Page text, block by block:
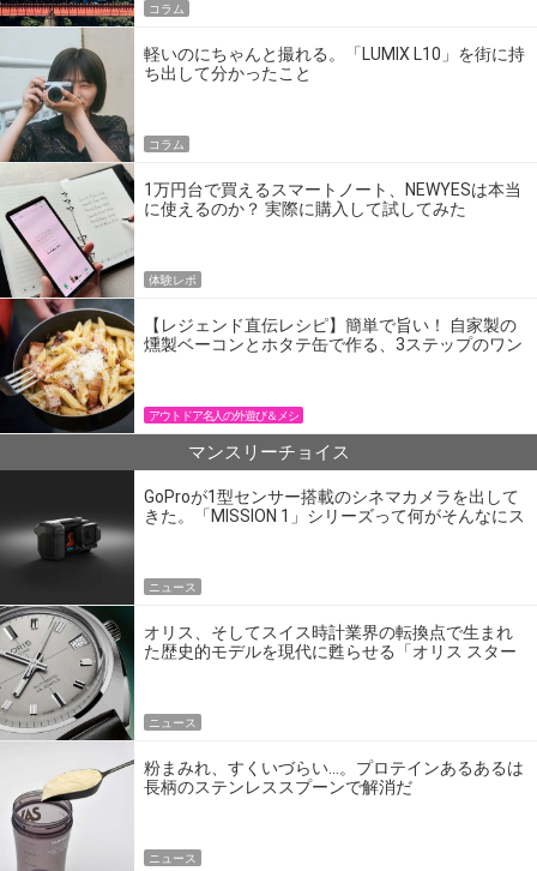
コラム
軽いのにちゃんと撮れる。「LUMIX L10」を街に持
ち出して分かったこと
コラム
1万円台で買えるスマートノート、NEWYESは本当
に使えるのか？ 実際に購入して試してみた
体験レポ
【レジェンド直伝レシピ】簡単で旨い！ 自家製の
燻製ベーコンとホタテ缶で作る、3ステップのワン
アウトドア名人の外遊び＆メシ
マンスリーチョイス
GoProが1型センサー搭載のシネマカメラを出して
きた。「MISSION 1」シリーズって何がそんなにス
ニュース
オリス、そしてスイス時計業界の転換点で生まれ
た歴史的モデルを現代に甦らせる「オリス スター
ニュース
粉まみれ、すくいづらい…。プロテインあるあるは
長柄のステンレススプーンで解消だ
ニュース